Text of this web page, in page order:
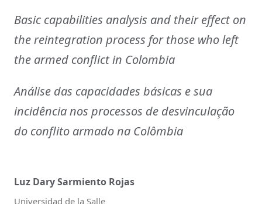
Basic capabilities analysis and their effect on
the reintegration process for those who left
the armed conflict in Colombia
Análise das capacidades básicas e sua
incidência nos processos de desvinculação
do conflito armado na Colômbia
Luz Dary Sarmiento Rojas
Universidad de la Salle